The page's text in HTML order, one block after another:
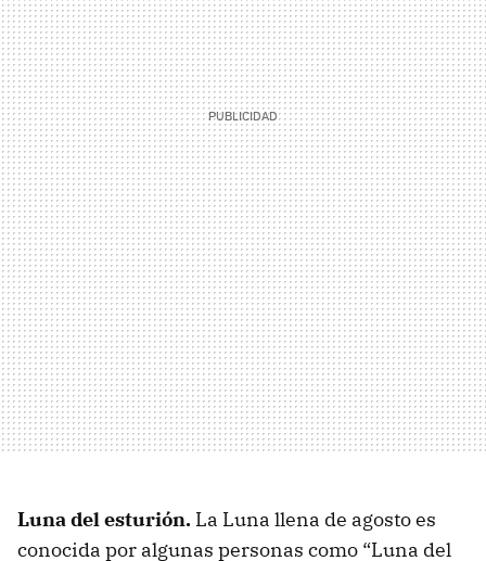
Luna del esturión. La Luna llena de agosto es
conocida por algunas personas como “Luna del